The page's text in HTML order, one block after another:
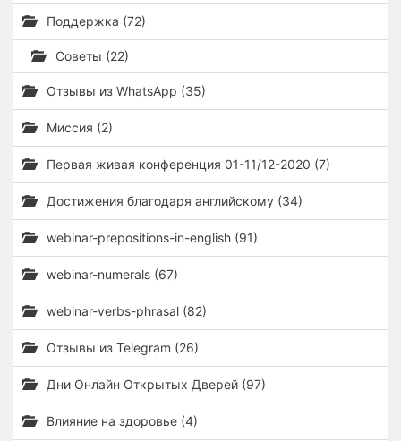
Поддержка (72)
Советы (22)
Отзывы из WhatsApp (35)
Миссия (2)
Первая живая конференция 01-11/12-2020 (7)
Достижения благодаря английскому (34)
webinar-prepositions-in-english (91)
webinar-numerals (67)
webinar-verbs-phrasal (82)
Отзывы из Telegram (26)
Дни Онлайн Открытых Дверей (97)
Влияние на здоровье (4)